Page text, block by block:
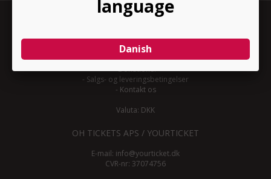
INFORMATION
-Om YourTicket
Bliv arrangør
-Arrangør login
-Donationer
- Salgs- og leveringsbetingelser
- Kontakt os
Valuta: DKK
OH TICKETS APS / YOURTICKET
E-mail: info@yourticket.dk
CVR-nr: 37074756